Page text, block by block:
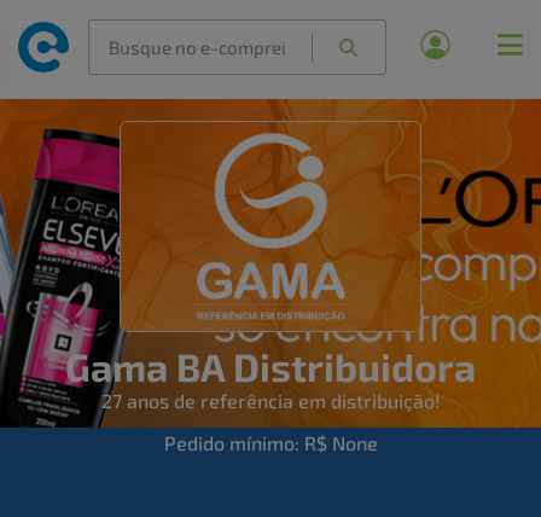
Gama BA Distribuidora
27 anos de referência em distribuição!
Pedido mínimo: R$ None